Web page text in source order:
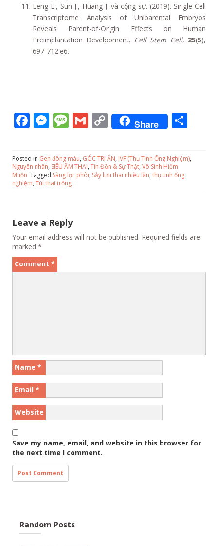
Leng L., Sun J., Huang J. và cộng sự. (2019). Single-Cell
Transcriptome Analysis of Uniparental Embryos
Reveals Parent-of-Origin Effects on Human
Preimplantation Development. Cell Stem Cell, 25(5),
697-712.e6.
F
e
b
o
M
ss
e
n
er
M
ss
a
g
G
ai
l
C
o
p
y
Li
Share
ar
e
Posted in Gen đông máu, GÓC TRI ÂN, IVF (Thụ Tinh Ống Nghiệm),
Nguyên nhân, SIÊU ÂM THAI, Tin Đồn & Sự Thật, Vô Sinh Hiếm
Muộn Tagged Sàng lọc phôi, Sảy lưu thai nhiều lần, thụ tinh ống
nghiệm, Túi thai trống
Leave a Reply
Your email address will not be published. Required fields are
marked *
Comment *
Name *
Email *
Website
Save my name, email, and website in this browser for
the next time I comment.
Random Posts